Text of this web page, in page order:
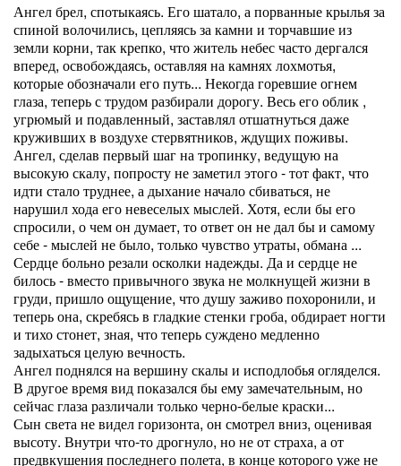
Ангел брел, спотыкаясь. Его шатало, а порванные крылья за
спиной волочились, цепляясь за камни и торчавшие из
земли корни, так крепко, что житель небес часто дергался
вперед, освобождаясь, оставляя на камнях лохмотья,
которые обозначали его путь... Некогда горевшие огнем
глаза, теперь с трудом разбирали дорогу. Весь его облик ,
угрюмый и подавленный, заставлял отшатнуться даже
круживших в воздухе стервятников, ждущих поживы.
Ангел, сделав первый шаг на тропинку, ведущую на
высокую скалу, попросту не заметил этого - тот факт, что
идти стало труднее, а дыхание начало сбиваться, не
нарушил хода его невеселых мыслей. Хотя, если бы его
спросили, о чем он думает, то ответ он не дал бы и самому
себе - мыслей не было, только чувство утраты, обмана ...
Сердце больно резали осколки надежды. Да и сердце не
билось - вместо привычного звука не молкнущей жизни в
груди, пришло ощущение, что душу заживо похоронили, и
теперь она, скребясь в гладкие стенки гроба, обдирает ногти
и тихо стонет, зная, что теперь суждено медленно
задыхаться целую вечность.
Ангел поднялся на вершину скалы и исподлобья огляделся.
В другое время вид показался бы ему замечательным, но
сейчас глаза различали только черно-белые краски...
Сын света не видел горизонта, он смотрел вниз, оценивая
высоту. Внутри что-то дрогнуло, но не от страха, а от
предвкушения последнего полета, в конце которого уже не